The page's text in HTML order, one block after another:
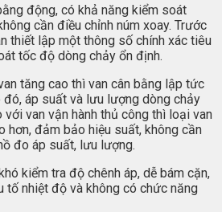
động, có khả năng kiểm soát
cần điều chỉnh núm xoay. Trước
thiết lập một thông số chính xác tiêu
tốc độ dòng chảy ổn định.
tăng cao thì van cân bằng lập tức
áp suất và lưu lượng dòng chảy
với van vận hành thủ công thì loại van
hơn, đảm bảo hiệu suất, không cần
đo áp suất, lưu lượng.
kiểm tra độ chênh áp, dễ bám cặn,
tố nhiệt độ và không có chức năng